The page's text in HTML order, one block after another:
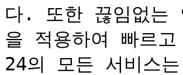
다. 또한 끊임없는
을 적용하여 빠르
24의 모든 서비스